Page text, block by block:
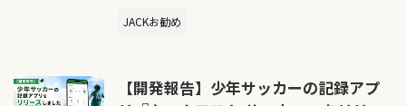
JACKお勧め
【開発報告】少年サッカーの記録アプ